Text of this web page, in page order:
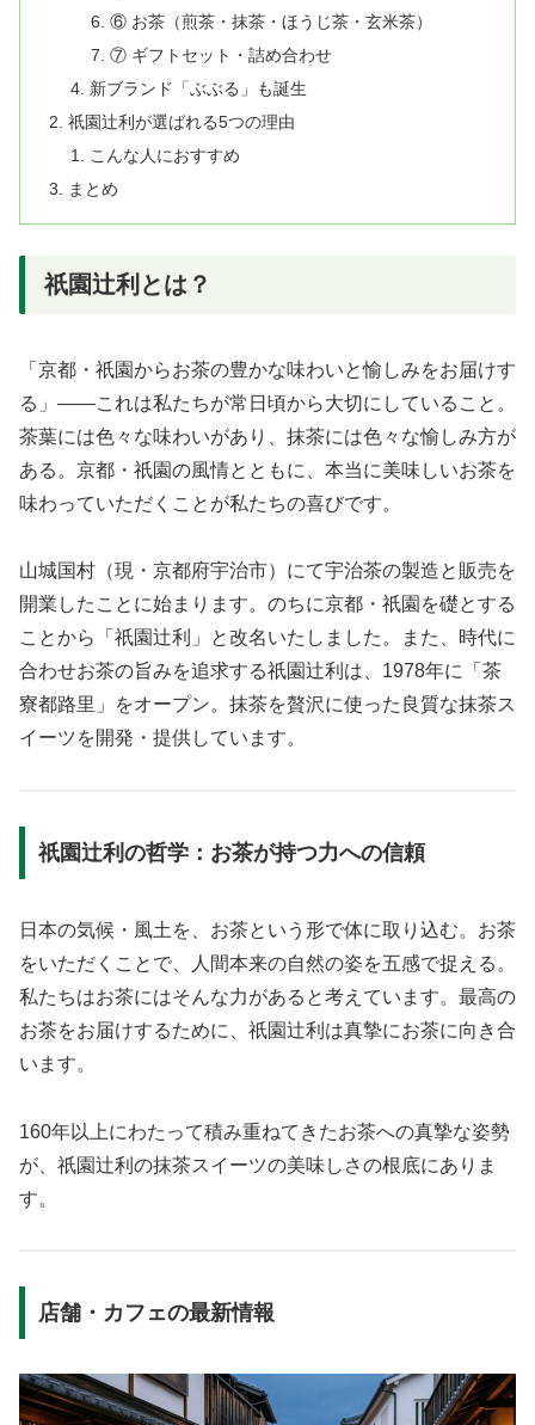
⑥ お茶（煎茶・抹茶・ほうじ茶・玄米茶）
⑦ ギフトセット・詰め合わせ
新ブランド「ぶぶる」も誕生
祇園辻利が選ばれる5つの理由
こんな人におすすめ
まとめ
祇園辻利とは？
「京都・祇園からお茶の豊かな味わいと愉しみをお届けす
る」——これは私たちが常日頃から大切にしていること。
茶葉には色々な味わいがあり、抹茶には色々な愉しみ方が
ある。京都・祇園の風情とともに、本当に美味しいお茶を
味わっていただくことが私たちの喜びです。
山城国村（現・京都府宇治市）にて宇治茶の製造と販売を
開業したことに始まります。のちに京都・祇園を礎とする
ことから「祇園辻利」と改名いたしました。また、時代に
合わせお茶の旨みを追求する祇園辻利は、1978年に「茶
寮都路里」をオープン。抹茶を贅沢に使った良質な抹茶ス
イーツを開発・提供しています。
祇園辻利の哲学：お茶が持つ力への信頼
日本の気候・風土を、お茶という形で体に取り込む。お茶
をいただくことで、人間本来の自然の姿を五感で捉える。
私たちはお茶にはそんな力があると考えています。最高の
お茶をお届けするために、祇園辻利は真摯にお茶に向き合
います。
160年以上にわたって積み重ねてきたお茶への真摯な姿勢
が、祇園辻利の抹茶スイーツの美味しさの根底にありま
す。
店舗・カフェの最新情報